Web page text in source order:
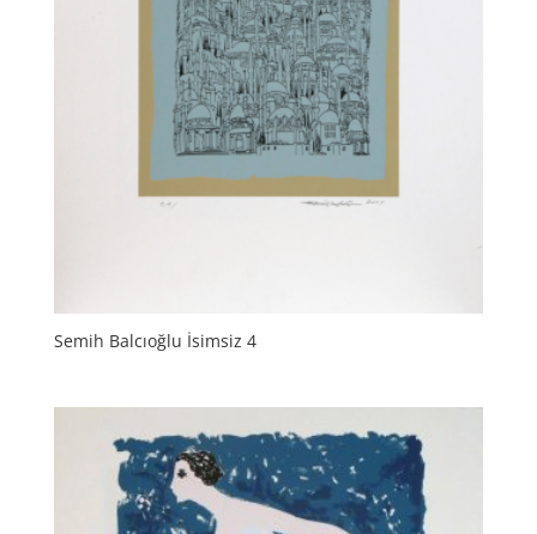
Semih Balcıoğlu İsimsiz 4